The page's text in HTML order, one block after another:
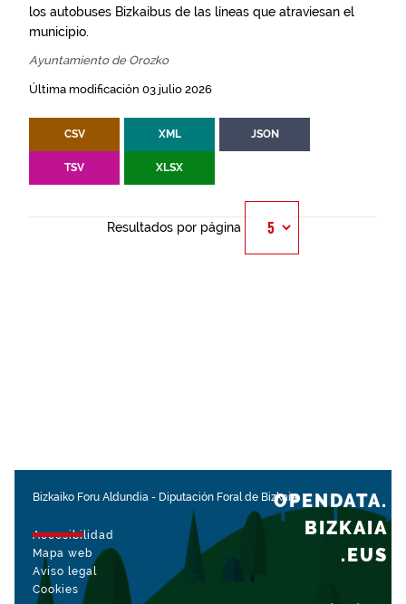
los autobuses Bizkaibus de las líneas que atraviesan el
municipio.
Ayuntamiento de Orozko
Última modificación 03 julio 2026
CSV XML JSON
TSV XLSX
Resultados por página
Bizkaiko Foru Aldundia - Diputación Foral de Bizkaia
Accesibilidad
Mapa web
Aviso legal
Cookies
OPENDATA.
BIZKAIA
.EUS